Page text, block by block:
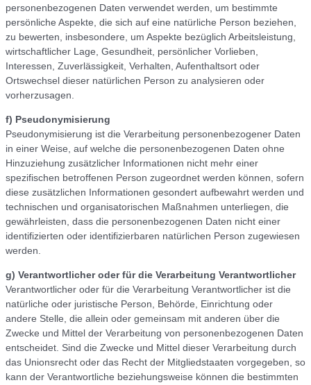
personenbezogenen Daten verwendet werden, um bestimmte
persönliche Aspekte, die sich auf eine natürliche Person beziehen,
zu bewerten, insbesondere, um Aspekte bezüglich Arbeitsleistung,
wirtschaftlicher Lage, Gesundheit, persönlicher Vorlieben,
Interessen, Zuverlässigkeit, Verhalten, Aufenthaltsort oder
Ortswechsel dieser natürlichen Person zu analysieren oder
vorherzusagen.
f) Pseudonymisierung
Pseudonymisierung ist die Verarbeitung personenbezogener Daten
in einer Weise, auf welche die personenbezogenen Daten ohne
Hinzuziehung zusätzlicher Informationen nicht mehr einer
spezifischen betroffenen Person zugeordnet werden können, sofern
diese zusätzlichen Informationen gesondert aufbewahrt werden und
technischen und organisatorischen Maßnahmen unterliegen, die
gewährleisten, dass die personenbezogenen Daten nicht einer
identifizierten oder identifizierbaren natürlichen Person zugewiesen
werden.
g) Verantwortlicher oder für die Verarbeitung Verantwortlicher
Verantwortlicher oder für die Verarbeitung Verantwortlicher ist die
natürliche oder juristische Person, Behörde, Einrichtung oder
andere Stelle, die allein oder gemeinsam mit anderen über die
Zwecke und Mittel der Verarbeitung von personenbezogenen Daten
entscheidet. Sind die Zwecke und Mittel dieser Verarbeitung durch
das Unionsrecht oder das Recht der Mitgliedstaaten vorgegeben, so
kann der Verantwortliche beziehungsweise können die bestimmten